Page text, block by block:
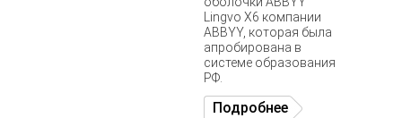
Lingvo X6 компании
ABBYY, которая была
апробирована в
системе образования
РФ.
Подробнее